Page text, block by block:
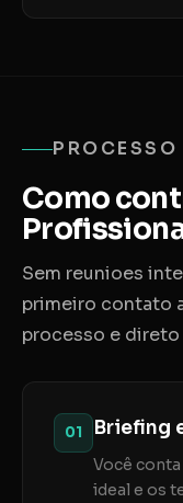
PROCESSO
Como
Sem reunioes
primeiro contato
processo e
01 Briefing
Você
ideal e os